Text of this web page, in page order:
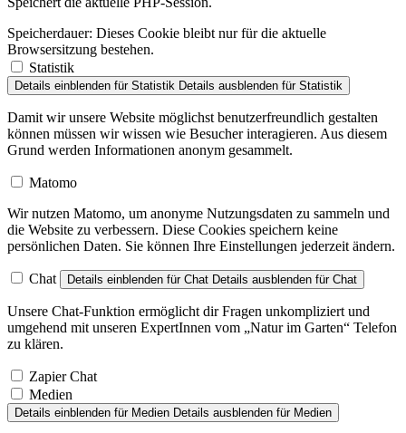
Browsersitzung bestehen.
Statistik
Details einblenden
Damit wir unsere Website möglichst benutzerfreundlich gestalten
können müssen wir wissen wie Besucher interagieren. Aus diesem
Grund werden Informationen anonym gesammelt.
die Website zu verbessern. Diese Cookies speichern keine
persönlichen Daten. Sie können Ihre Einstellungen jederzeit ändern.
Unsere Chat-Funktion ermöglicht dir Fragen unkompliziert und
umgehend mit unseren ExpertInnen vom „Natur im Garten“ Telefon
zu klären.
Medien
Details einblenden
Um Veranstaltungsorte anzuzeigen, Dienste von Google Maps bzw.